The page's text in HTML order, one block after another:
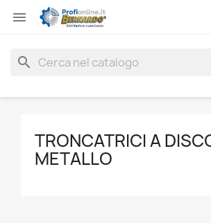

search
TRONCATRICI A
METALLO